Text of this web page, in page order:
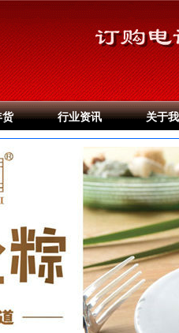
货 行业资讯 关于